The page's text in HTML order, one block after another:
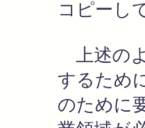
コピーし
上述の
するため
のために